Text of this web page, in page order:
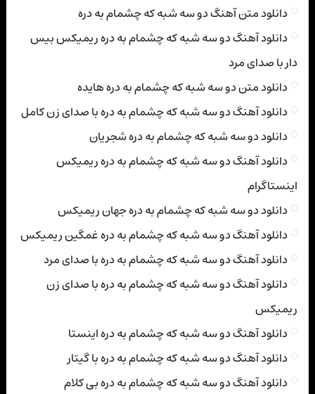
دانلود متن آهنگ دو سه شبه که چشمام به دره
دانلود آهنگ دو سه شبه که چشمام به دره ریمیکس بیس
دار با صدای مرد
دانلود متن دو سه شبه که چشمام به دره هایده
دانلود آهنگ دو سه شبه که چشمام به دره با صدای زن کامل
دانلود دو سه شبه که چشمام به دره شجریان
دانلود آهنگ دو سه شبه که چشمام به دره ریمیکس
اینستاگرام
دانلود دو سه شبه که چشمام به دره جهان ریمیکس
دانلود آهنگ دو سه شبه که چشمام به دره غمگین ریمیکس
دانلود آهنگ دو سه شبه که چشمام به دره با صدای مرد
دانلود آهنگ دو سه شبه که چشمام به دره با صدای زن
ریمیکس
دانلود آهنگ دو سه شبه که چشمام به دره اینستا
دانلود آهنگ دو سه شبه که چشمام به دره با گیتار
دانلود آهنگ دو سه شبه که چشمام به دره بی کلام